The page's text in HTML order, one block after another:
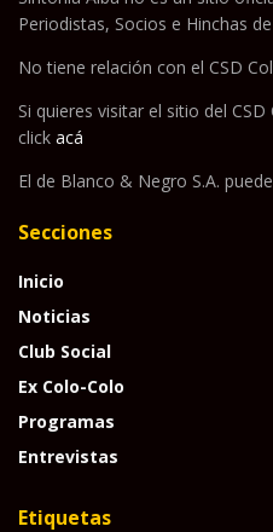
Periodistas, Socios e Hinchas
No tiene relación con el CSD
Si quieres visitar el sitio del
click acá
El de Blanco & Negro S.A.
Secciones
Inicio
Noticias
Club Social
Ex Colo-Colo
Programas
Entrevistas
Etiquetas